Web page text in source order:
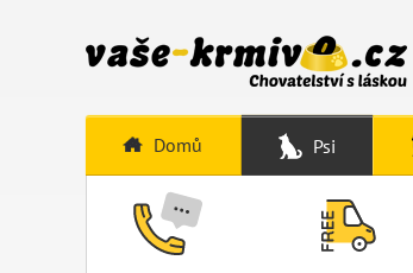
Domů Psi